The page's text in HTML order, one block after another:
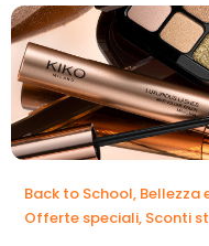
Back to School, Bellezza
Offerte speciali, Sconti